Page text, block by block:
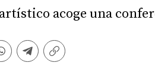
acoge una
Whatsapp
Telegram
Copiar